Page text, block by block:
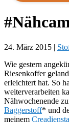
24. März 2015 |
Wie gestern
Riesenkoffer
erleichtert hat. So
weiterverarbeiten
Nähwochenende
Baggerstoff* und
meinem